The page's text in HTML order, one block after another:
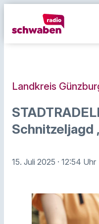
Landkreis
Schnitzeljagd
15. Juli 2025 · 12:54 Uhr